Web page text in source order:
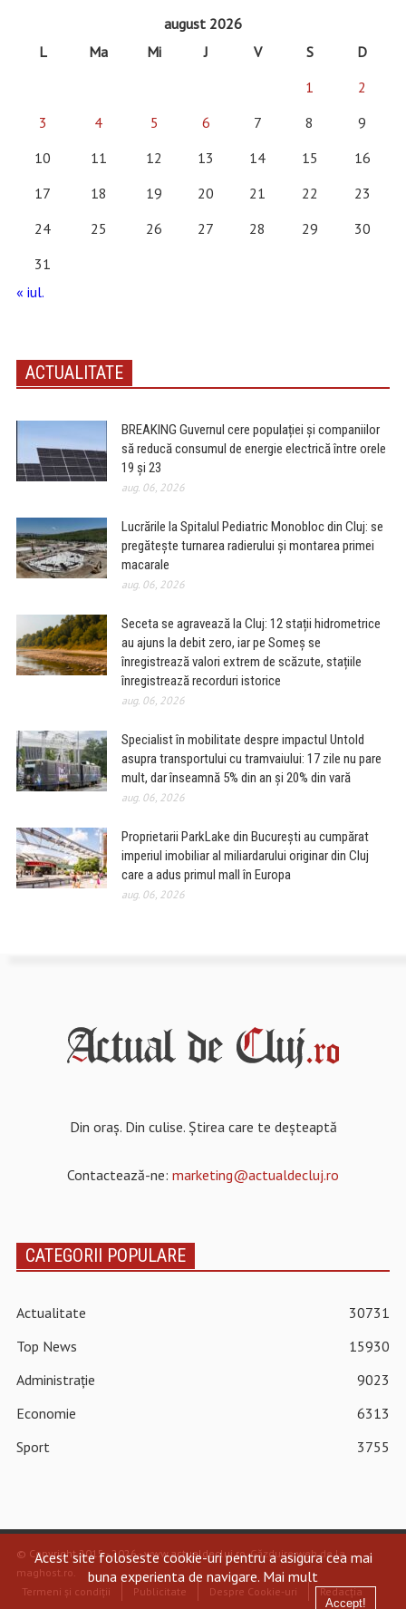
august 2026
L
Ma Mi J V S
D
1
2
3
4 5 6 7 8
9
10
11 12 13 14 15
16
17
18 19 20 21 22
23
24
25 26 27 28 29
30
31
« iul.
ACTUALITATE
BREAKING Guvernul cere populației și companiilor
să reducă consumul de energie electrică între orele
19 și 23
aug. 06, 2026
Lucrările la Spitalul Pediatric Monobloc din Cluj: se
pregătește turnarea radierului și montarea primei
macarale
aug. 06, 2026
Seceta se agravează la Cluj: 12 stații hidrometrice
au ajuns la debit zero, iar pe Someș se
înregistrează valori extrem de scăzute, stațiile
înregistrează recorduri istorice
aug. 06, 2026
Specialist în mobilitate despre impactul Untold
asupra transportului cu tramvaiului: 17 zile nu pare
mult, dar înseamnă 5% din an și 20% din vară
aug. 06, 2026
Proprietarii ParkLake din București au cumpărat
imperiul imobiliar al miliardarului originar din Cluj
care a adus primul mall în Europa
aug. 06, 2026
Din oraș. Din culise. Știrea care te deșteaptă
Contactează-ne: marketing@actualdecluj.ro
CATEGORII POPULARE
Actualitate
30731
Top News
15930
Administrație
9023
Economie
6313
Sport
3755
© Copyright 2015 - 2026 - www.actualdecluj.ro.Găzduire web de la
maghost.ro
Termeni și condiții
Publicitate Despre Cookie-uri Redacția
Acest site foloseste cookie-uri pentru a asigura cea mai
buna experienta de navigare. Mai mult
Accept!